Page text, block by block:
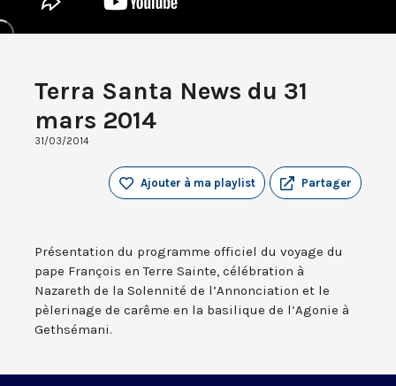
Terra Santa News du 31
mars 2014
31/03/2014
Partager
Ajouter à ma playlist
Présentation du programme officiel du voyage du
pape François en Terre Sainte, célébration à
Nazareth de la Solennité de l’Annonciation et le
pèlerinage de carême en la basilique de l’Agonie à
Gethsémani.